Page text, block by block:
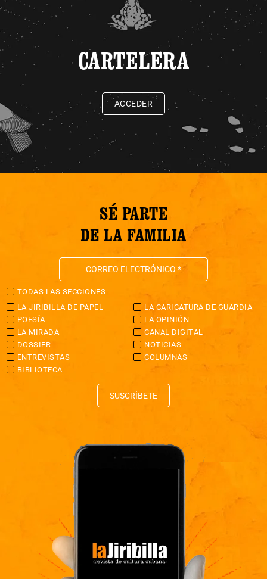
CARTELERA
ACCEDER
SÉ PARTE
DE LA FAMILIA
TODAS LAS SECCIONES
LA JIRIBILLA DE PAPEL
LA CARICATURA DE GUARDIA
POESÍA
LA OPINIÓN
LA MIRADA
CANAL DIGITAL
DOSSIER
NOTICIAS
ENTREVISTAS
COLUMNAS
BIBLIOTECA
SUSCRÍBETE